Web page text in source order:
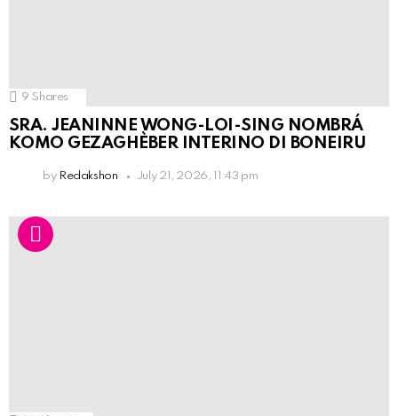
9 Shares
SRA. JEANINNE WONG-LOI-SING NOMBRÁ
KOMO GEZAGHÈBER INTERINO DI BONEIRU
by Redakshon July 21, 2026, 11:43 pm